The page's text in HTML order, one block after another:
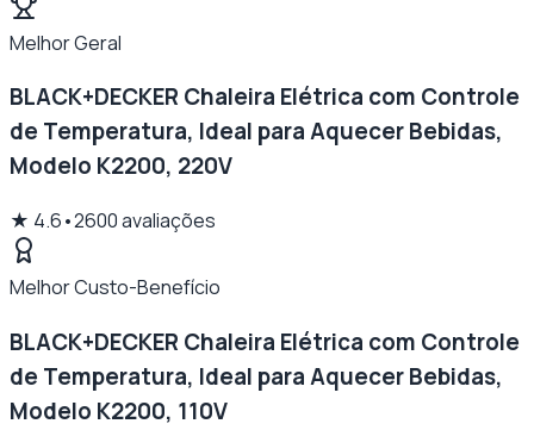
Melhor Geral
BLACK+DECKER Chaleira Elétrica com Controle
de Temperatura, Ideal para Aquecer Bebidas,
Modelo K2200, 220V
★ 4.6•2600avaliações
Melhor Custo-Benefício
BLACK+DECKER Chaleira Elétrica com Controle
de Temperatura, Ideal para Aquecer Bebidas,
Modelo K2200, 110V